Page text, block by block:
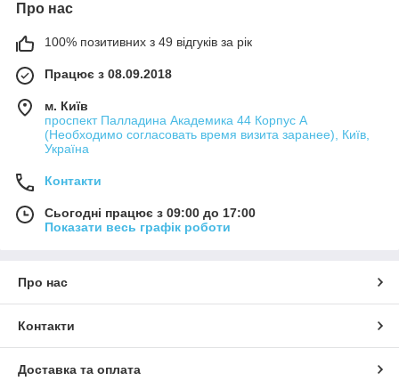
Про нас
100% позитивних з 49 відгуків за рік
Працює з 08.09.2018
м. Київ
проспект Палладина Академика 44 Корпус А
(Необходимо согласовать время визита заранее), Київ,
Україна
Контакти
Сьогодні працює з 09:00 до 17:00
Показати весь графік роботи
Про нас
Контакти
Доставка та оплата